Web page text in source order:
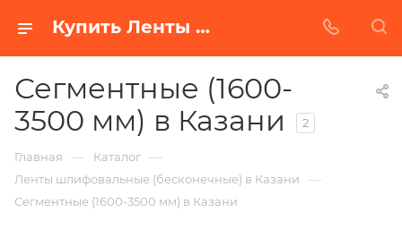
Купить Ленты шлифовальные (бесконечные) сегментные (1600-3500 мм) в Белгороде | Низкая цена от производителя
Сегментные (1600-
3500 мм) в Казани
2
Главная — Каталог —
Ленты шлифовальные (бесконечные) в Казани —
Сегментные (1600-3500 мм) в Казани